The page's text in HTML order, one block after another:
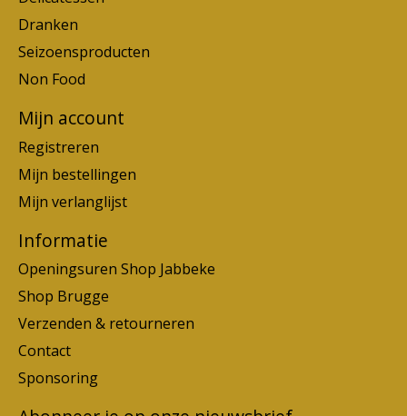
Dranken
Seizoensproducten
Non Food
Mijn account
Registreren
Mijn bestellingen
Mijn verlanglijst
Informatie
Openingsuren Shop Jabbeke
Shop Brugge
Verzenden & retourneren
Contact
Sponsoring